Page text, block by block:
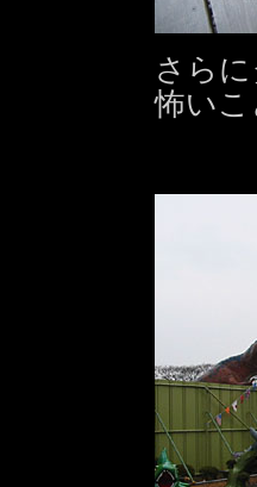
さら
怖い